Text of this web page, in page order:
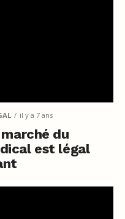
il y a 7 ans
du
est légal